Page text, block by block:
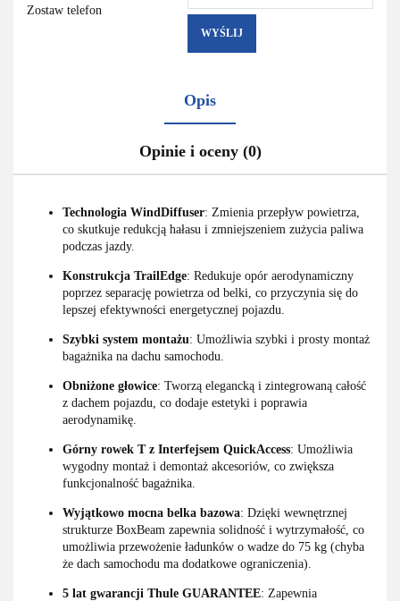
Zostaw telefon
WYŚLIJ
Opis
Opinie i oceny (0)
Technologia WindDiffuser: Zmienia przepływ powietrza,
co skutkuje redukcją hałasu i zmniejszeniem zużycia paliwa
podczas jazdy.
Konstrukcja TrailEdge: Redukuje opór aerodynamiczny
poprzez separację powietrza od belki, co przyczynia się do
lepszej efektywności energetycznej pojazdu.
Szybki system montażu: Umożliwia szybki i prosty montaż
bagażnika na dachu samochodu.
Obniżone głowice: Tworzą elegancką i zintegrowaną całość
z dachem pojazdu, co dodaje estetyki i poprawia
aerodynamikę.
Górny rowek T z Interfejsem QuickAccess: Umożliwia
wygodny montaż i demontaż akcesoriów, co zwiększa
funkcjonalność bagażnika.
Wyjątkowo mocna belka bazowa: Dzięki wewnętrznej
strukturze BoxBeam zapewnia solidność i wytrzymałość, co
umożliwia przewożenie ładunków o wadze do 75 kg (chyba
że dach samochodu ma dodatkowe ograniczenia).
5 lat gwarancji Thule GUARANTEE: Zapewnia